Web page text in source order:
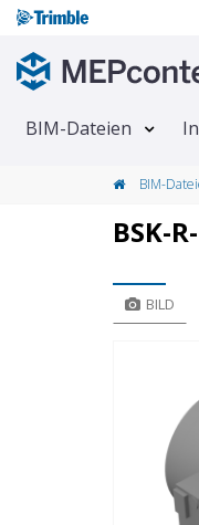
BIM-Dateien
BIM-
BSK-
BILD